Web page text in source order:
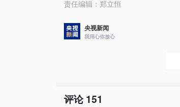
责任编辑： 郑立恒
央视新闻
我用心你放心
评论151